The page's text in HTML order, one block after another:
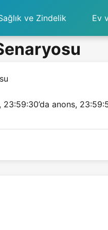
ve Zindelik Ev
anons,